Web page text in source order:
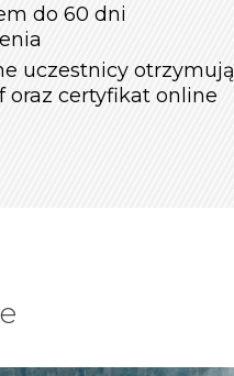
do 60 dni
uczestnicy otrzymują
oraz certyfikat online